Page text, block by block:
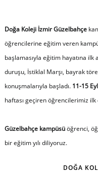
Doğa Koleji İzmir Güzelbahçe
öğrencilerine eğitim veren
başlamasıyla eğitim hayatına ilk
duruşu, İstiklal Marşı, bayrak
konuşmalarıyla başladı. 11-15
haftası geçiren öğrencilerimiz ilk
Güzelbahçe kampüsüöğrenci,
bir eğitim yılı diliyoruz.
DOĞA